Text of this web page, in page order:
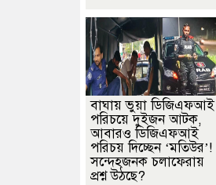
বাঘায় ভুয়া ডিজিএফআই
পরিচয়ে দুইজন আটক,
আবারও ডিজিএফআই
পরিচয় দিচ্ছেন ‘মতিউর’!
সন্দেহজনক চলাফেরায়
প্রশ্ন উঠছে?